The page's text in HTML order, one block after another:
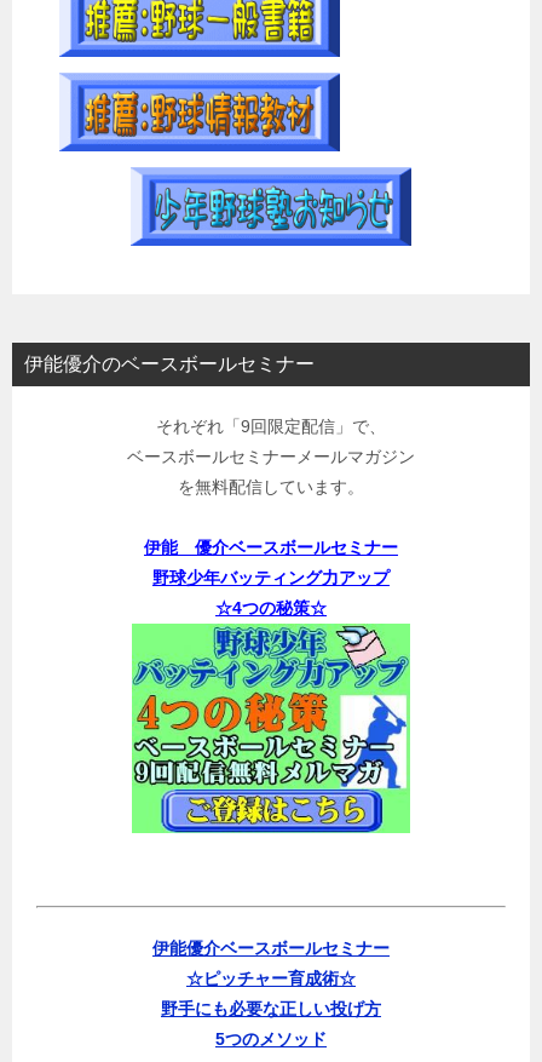
伊能優介のベースボールセミナー
それぞれ「9回限定配信」で、
ベースボールセミナーメールマガジン
を無料配信しています。
伊能 優介ベースボールセミナー
野球少年バッティング力アップ
☆4つの秘策☆
伊能優介ベースボールセミナー
☆ピッチャー育成術☆
野手にも必要な正しい投げ方
5つのメソッド